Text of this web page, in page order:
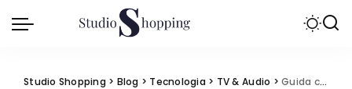
Studio Shopping > Blog > Tecnologia > TV & Audio >Guida completa alle smart TV 2025: come scegliere il modello giusto per te